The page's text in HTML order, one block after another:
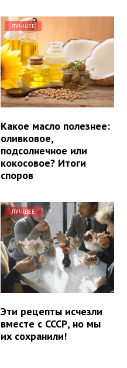
ЛУЧШЕЕ
Какое масло полезнее:
оливковое,
подсолнечное или
кокосовое? Итоги
споров
ЛУЧШЕЕ
Эти рецепты исчезли
вместе с СССР, но мы
их сохранили!